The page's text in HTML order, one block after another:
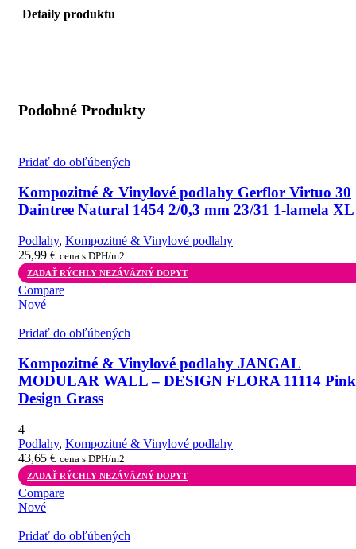
Detaily produktu
Podobné Produkty
Pridať do obľúbených
Kompozitné & Vinylové podlahy Gerflor Virtuo 30
Daintree Natural 1454 2/0,3 mm 23/31 1-lamela XL
Podlahy, Kompozitné & Vinylové podlahy
25,99 € cena s DPH/m2
ZADAŤ RÝCHLY NEZÁVÄZNÝ DOPYT
Compare
Nové
Pridať do obľúbených
Kompozitné & Vinylové podlahy JANGAL
MODULAR WALL – DESIGN FLORA 11114 Pink
Design Grass
4
Podlahy, Kompozitné & Vinylové podlahy
43,65 € cena s DPH/m2
ZADAŤ RÝCHLY NEZÁVÄZNÝ DOPYT
Compare
Nové
Pridať do obľúbených